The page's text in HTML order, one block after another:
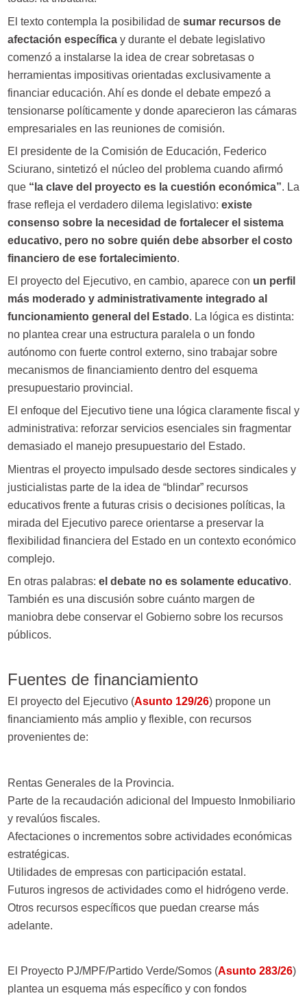
El texto contempla la posibilidad de sumar recursos de
afectación específicay durante el debate legislativo
comenzó a instalarse la idea de crear sobretasas o
herramientas impositivas orientadas exclusivamente a
financiar educación. Ahí es donde el debate empezó a
tensionarse políticamente y donde aparecieron las cámaras
empresariales en las reuniones de comisión.
El presidente de la Comisión de Educación, Federico
Sciurano, sintetizó el núcleo del problema cuando afirmó
que “la clave del proyecto es la cuestión económica”. La
frase refleja el verdadero dilema legislativo: existe
consenso sobre la necesidad de fortalecer el sistema
educativo, pero no sobre quién debe absorber el costo
financiero de ese fortalecimiento.
El proyecto del Ejecutivo, en cambio, aparece con un perfil
más moderado y administrativamente integrado al
funcionamiento general del Estado. La lógica es distinta:
no plantea crear una estructura paralela o un fondo
autónomo con fuerte control externo, sino trabajar sobre
mecanismos de financiamiento dentro del esquema
presupuestario provincial.
El enfoque del Ejecutivo tiene una lógica claramente fiscal y
administrativa: reforzar servicios esenciales sin fragmentar
demasiado el manejo presupuestario del Estado.
Mientras el proyecto impulsado desde sectores sindicales y
justicialistas parte de la idea de “blindar” recursos
educativos frente a futuras crisis o decisiones políticas, la
mirada del Ejecutivo parece orientarse a preservar la
flexibilidad financiera del Estado en un contexto económico
complejo.
En otras palabras: el debate no es solamente educativo.
También es una discusión sobre cuánto margen de
maniobra debe conservar el Gobierno sobre los recursos
públicos.
Fuentes de financiamiento
El proyecto del Ejecutivo (Asunto 129/26) propone un
financiamiento más amplio y flexible, con recursos
provenientes de:
Rentas Generales de la Provincia.
Parte de la recaudación adicional del Impuesto Inmobiliario
y revalúos fiscales.
Afectaciones o incrementos sobre actividades económicas
estratégicas.
Utilidades de empresas con participación estatal.
Futuros ingresos de actividades como el hidrógeno verde.
Otros recursos específicos que puedan crearse más
adelante.
El Proyecto PJ/MPF/Partido Verde/Somos (Asunto 283/26)
plantea un esquema más específico y con fondos